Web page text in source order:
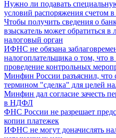
Нужно ли подавать
условий распоряжения счетом
Чтобы получить сведения о
взыскатель может обратиться
налоговый орган
ИФНС не обязана
налогоплательщика о том, что
проведение контрольных
Минфин России разъяснил, что
термином "сделка" для целей
Минфин дал согласие зачесть
в НДФЛ
ФНС России не разрешает
копии платежек
ИФНС не могут доначислять